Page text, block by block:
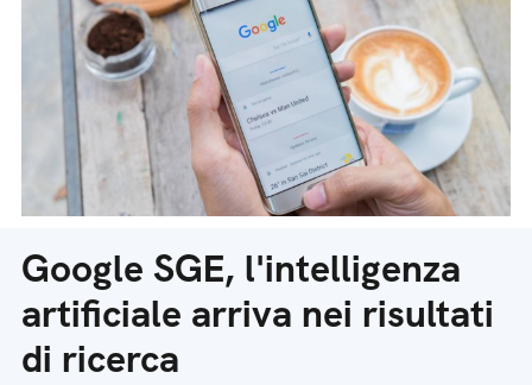
Google SGE, l'intelligenza
artificiale arriva nei risultati
di ricerca